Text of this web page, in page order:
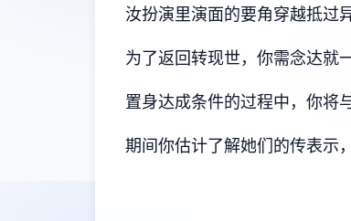
汝扮演里演面的要角穿越抵过
为了返回转现世，你需念达就
置身达成条件的过程中， 你将
期间你估计了解她们的传表示